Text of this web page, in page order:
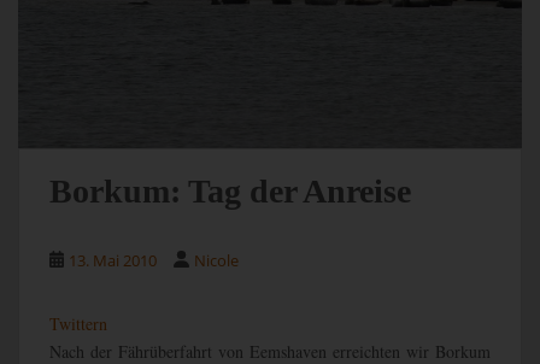
Borkum: Tag der Anreise
13. Mai 2010 Nicole
Twittern
Nach der Fährüberfahrt von Eemshaven erreichten wir Borkum